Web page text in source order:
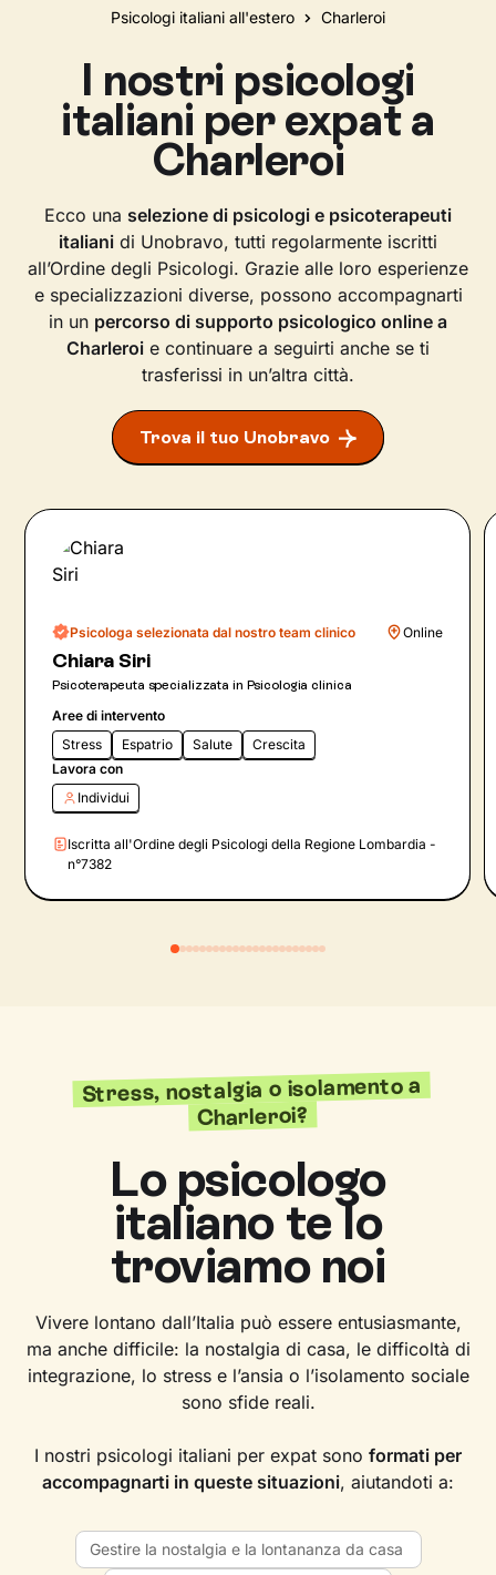
Psicologi italiani all'estero Charleroi
I nostri psicologi
italiani per expat a
Charleroi
Ecco una selezione di psicologi e psicoterapeuti
italiani di Unobravo, tutti regolarmente iscritti
all’Ordine degli Psicologi. Grazie alle loro esperienze
e specializzazioni diverse, possono accompagnarti
in un percorso di supporto psicologico online a
Charleroi e continuare a seguirti anche se ti
trasferissi in un’altra città.
Trova il tuo Unobravo
Psicologa selezionata dal nostro team clinico Online
Chiara Siri
Psicoterapeuta specializzata in Psicologia clinica
Aree di intervento
Stress
Espatrio Salute
Crescita
Lavora con
Individui
Iscritta all'Ordine degli Psicologi della Regione Lombardia -
n°7382
Stress, nostalgia o isolamento a
Charleroi?
Lo psicologo
italiano te lo
troviamo noi
Vivere lontano dall’Italia può essere entusiasmante,
ma anche difficile: la nostalgia di casa, le difficoltà di
integrazione, lo stress e l’ansia o l’isolamento sociale
sono sfide reali.
I nostri psicologi italiani per expat sono formati per
accompagnarti in queste situazioni, aiutandoti a:
Gestire la nostalgia e la lontananza da casa